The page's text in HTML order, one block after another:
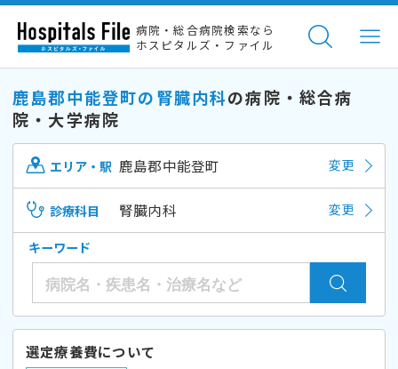
病院・総合病院検索なら
ホスピタルズ・ファイル
鹿島郡中能登町の腎臓内科の病院・総合病
院・大学病院
エリア・駅 鹿島郡中能登町 変更
診療科目 腎臓内科 変更
キーワード
選定療養費について